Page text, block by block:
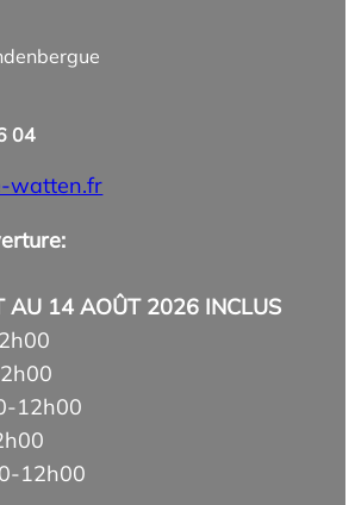
04
watten.fr
AU 14 AOÛT 2026 INCLUS
12h00
12h00